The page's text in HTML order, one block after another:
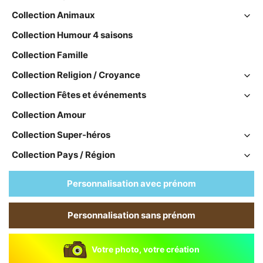
Collection Animaux
Collection Humour 4 saisons
Collection Famille
Collection Religion / Croyance
Collection Fêtes et événements
Collection Amour
Collection Super-héros
Collection Pays / Région
Personnalisation avec prénom
Personnalisation sans prénom
Votre photo, votre création